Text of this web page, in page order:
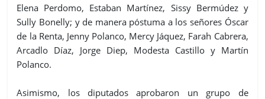
Elena Perdomo, Estaban Martínez, Sissy Bermúdez y
Sully Bonelly; y de manera póstuma a los señores Óscar
de la Renta, Jenny Polanco, Mercy Jáquez, Farah Cabrera,
Arcadlo Díaz, Jorge Diep, Modesta Castillo y Martín
Polanco.
Asimismo, los diputados aprobaron un grupo de